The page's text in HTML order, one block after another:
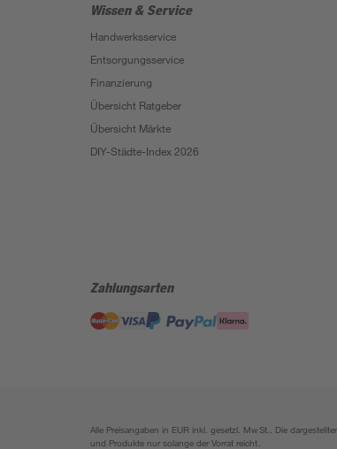
Wissen & Service
Handwerksservice
Entsorgungsservice
Finanzierung
Übersicht Ratgeber
Übersicht Märkte
DIY-Städte-Index 2026
Zahlungsarten
Alle Preisangaben in EUR inkl. gesetzl. MwSt.. Die
und Produkte nur solange der Vorrat reicht.